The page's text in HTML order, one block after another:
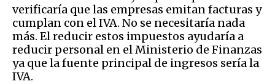
verificaría que las empresas emitan facturas y
cumplan con el IVA. No se necesitaría nada
más. El reducir estos impuestos ayudaría a
reducir personal en el Ministerio de Finanzas
ya que la fuente principal de ingresos sería la
IVA.